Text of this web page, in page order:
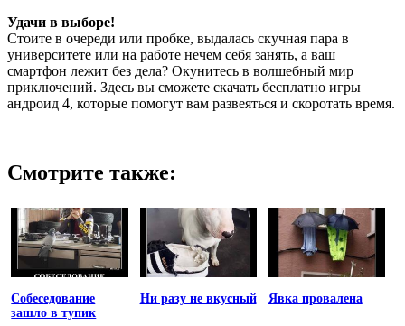
Удачи в выборе!
Стоите в очереди или пробке, выдалась скучная пара в
университете или на работе нечем себя занять, а ваш
смартфон лежит без дела? Окунитесь в волшебный мир
приключений. Здесь вы сможете скачать бесплатно игры
андроид 4, которые помогут вам развеяться и скоротать время.
Смотрите также:
Собеседование
зашло в тупик
Ни разу не вкусный Явка провалена